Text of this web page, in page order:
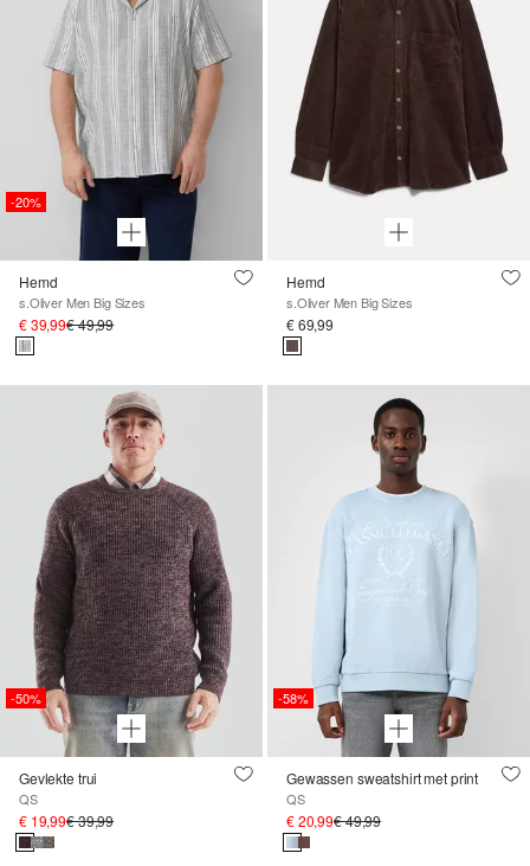
-20%
Hemd
s.Oliver Men Big Sizes
€ 39,99€ 49,99
Hemd
s.Oliver Men Big Sizes
€ 69,99
-50%
Gevlekte trui
QS
€ 19,99€ 39,99
-58%
Gewassen sweatshirt met print
QS
€ 20,99€ 49,99